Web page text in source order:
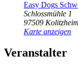
Easy Dogs
Schlossmühle 1
97509
Karte anzeigen
Veranstalter